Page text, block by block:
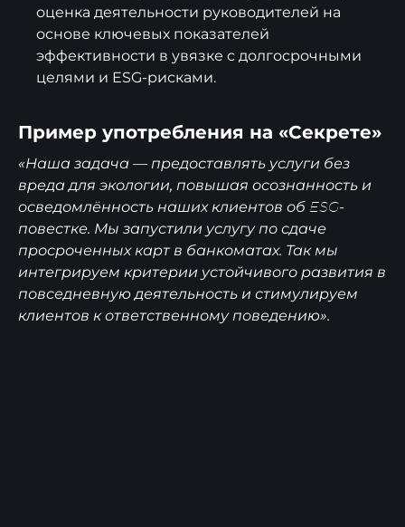
оценка деятельности руководителей на
основе ключевых показателей
эффективности в увязке с долгосрочными
целями и ESG-рисками.
Пример употребления на «Секрете»
«Наша задача — предоставлять услуги без
вреда для экологии, повышая осознанность и
осведомлённость наших клиентов об ESG-
повестке. Мы запустили услугу по сдаче
просроченных карт в банкоматах. Так мы
интегрируем критерии устойчивого развития в
повседневную деятельность и стимулируем
клиентов к ответственному поведению».